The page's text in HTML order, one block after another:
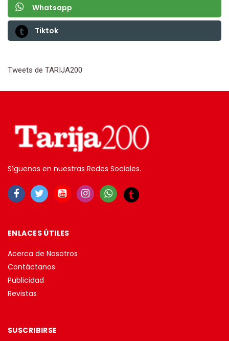
Whatsapp
Tiktok
Tweets de TARIJA200
Síguenos en nuestras Redes Sociales.
ENLACES ÚTILES
Acerca de Nosotros
Contáctanos
Publicidad
Revistas
SUSCRIBIRSE